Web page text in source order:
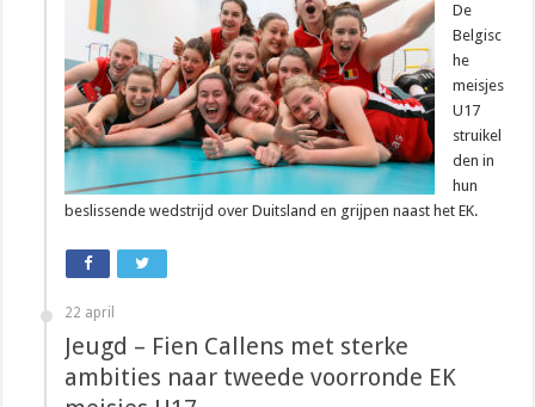
De
Belgisc
he
meisjes
U17
struikel
den in
hun
beslissende wedstrijd over Duitsland en grijpen naast het EK.
22 april
Jeugd – Fien Callens met sterke
ambities naar tweede voorronde EK